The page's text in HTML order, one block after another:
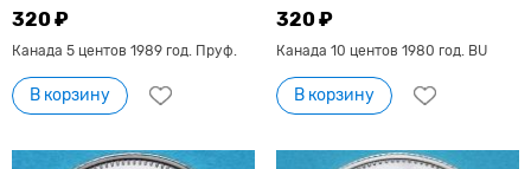
320 ₽
Канада 5 центов 1989 год. Пруф.
В корзину
320 ₽
Канада 10 центов 1980 год. BU
В корзину